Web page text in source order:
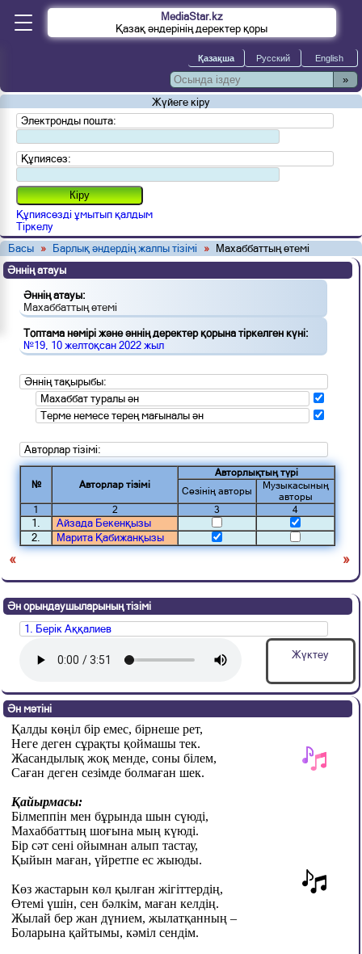
MediaStar.kz
Қазақ әндерінің деректер қоры
»
Жүйеге кіру
Электронды пошта:
Құпиясөз:
Құпиясөзді ұмытып қалдым
Тіркелу
Басы » Барлық әндердің жалпы тізімі »
Махаббаттың өтемі
Әннің атауы
Әннің атауы:
Махаббаттың өтемі
Топтама нөмірі және әннің деректер қорына тіркелген күні:
№19, 10 желтоқсан 2022 жыл
Әннің тақырыбы:
Махаббат туралы ән
Терме немесе терең мағыналы ән
Авторлар тізімі:
№ Авторлар тізімі
Авторлықтың түрі
Сөзінің авторы
Музыкасының
авторы
1
2 3 4
1.
Айзада Бекенқызы
2.
Марита Қабижанқызы
« »
Ән орындаушыларының тізімі
1. Берік Аққалиев
Жүктеу
Ән мәтіні
Қалды көңіл бір емес, бірнеше рет,
Неге деген сұрақты қоймашы тек.
Жасандылық жоқ менде, соны білем,
Саған деген сезімде болмаған шек.
Қайырмасы:
Білмеппін мен бұрында шын сүюді,
Махаббаттың шоғына мың күюді.
Бір сәт сені ойымнан алып тастау,
Қыйын маған, үйретпе ес жыюды.
Көз жастарын көл қылған жігіттердің,
Өтемі үшін, сен бәлкім, маған келдің.
Жылай бер жан дүнием, жылатқанның –
Боларына қайтымы, кәміл сендім.